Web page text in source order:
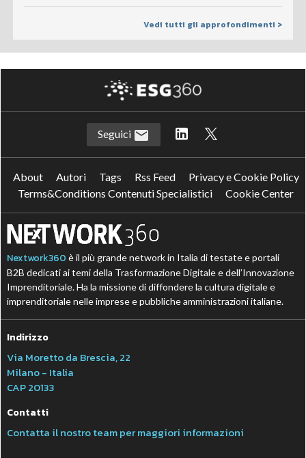
Vedi tutti gli approfondimenti >
Seguici
About Autori Tags Rss Feed
Privacy e Cookie Policy
Terms&Conditions Contenuti Specialistici
Cookie Center
Nextwork360 è il più grande network in Italia di testate e portali
B2B dedicati ai temi della Trasformazione Digitale e dell’Innovazione
Imprenditoriale. Ha la missione di diffondere la cultura digitale e
imprenditoriale nelle imprese e pubbliche amministrazioni italiane.
Indirizzo
Via Moretto da Brescia, 22
Milano - Italia
CAP 20133
Contatti
Contatta il nostro team per maggiori informazioni